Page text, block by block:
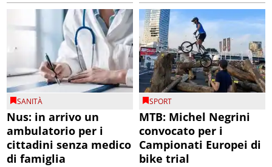
SANITÀ
Nus: in arrivo un
ambulatorio per i
cittadini senza medico
di famiglia
SPORT
MTB: Michel Negrini
convocato per i
Campionati Europei di
bike trial